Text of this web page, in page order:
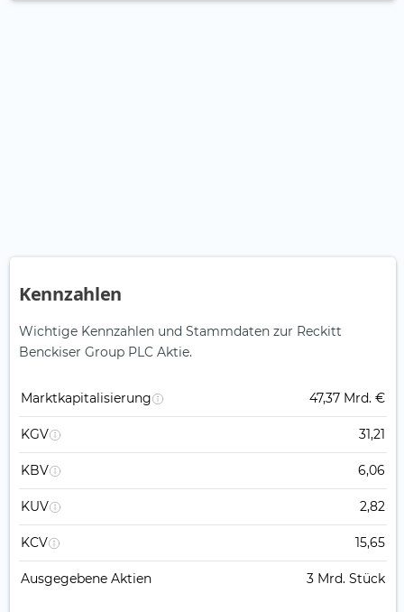
Kennzahlen
Wichtige Kennzahlen und Stammdaten zur Reckitt
Benckiser Group PLC Aktie.
Marktkapitalisierung 47,37 Mrd. €
KGV 31,21
KBV 6,06
KUV 2,82
KCV 15,65
Ausgegebene Aktien 3 Mrd. Stück